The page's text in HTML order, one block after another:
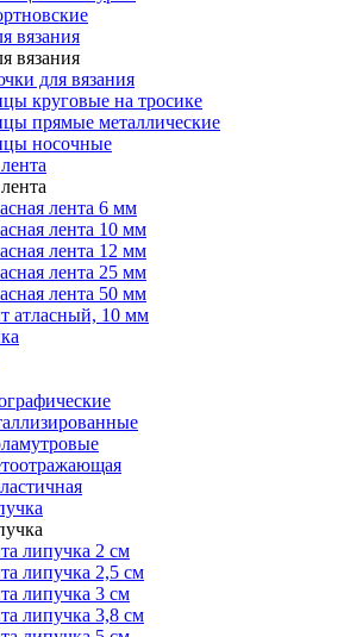
вязания
вязания
для вязания
круговые на тросике
прямые металлические
носочные
лента 6 мм
лента 10 мм
лента 12 мм
лента 25 мм
лента 50 мм
атласный, 10 мм
липучка 2 см
липучка 2,5 см
липучка 3 см
липучка 3,8 см